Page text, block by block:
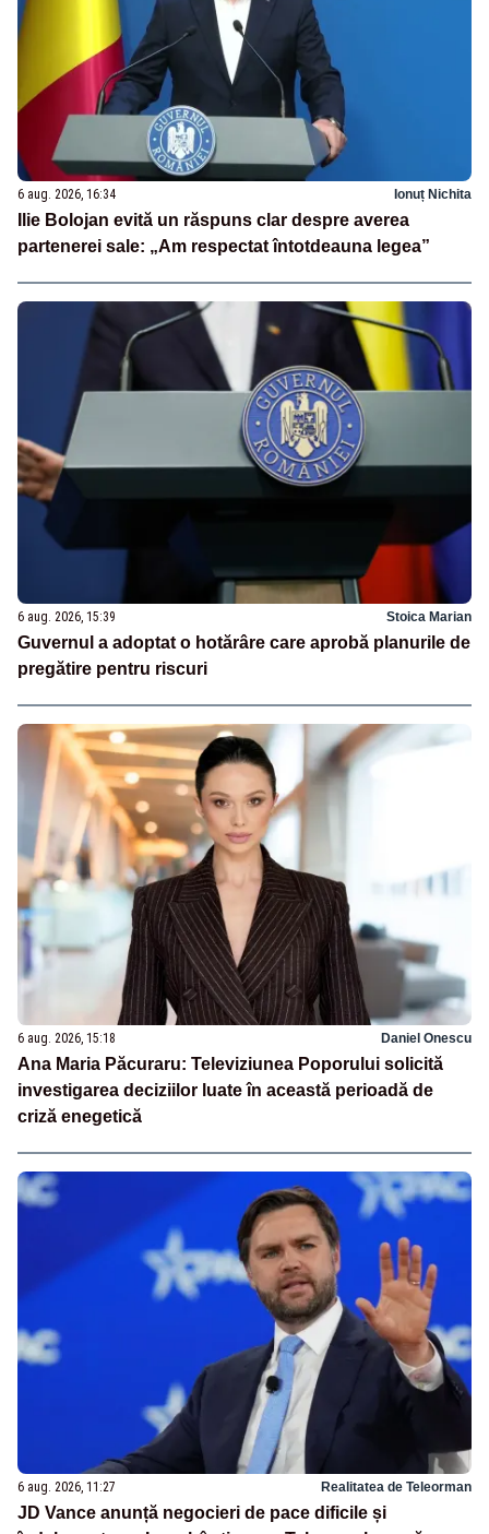
6 aug. 2026, 16:34 Ionuț Nichita
Ilie Bolojan evită un răspuns clar despre averea
partenerei sale: „Am respectat întotdeauna legea”
6 aug. 2026, 15:39 Stoica Marian
Guvernul a adoptat o hotărâre care aprobă planurile de
pregătire pentru riscuri
6 aug. 2026, 15:18 Daniel Onescu
Ana Maria Păcuraru: Televiziunea Poporului solicită
investigarea deciziilor luate în această perioadă de
criză enegetică
6 aug. 2026, 11:27 Realitatea de Teleorman
JD Vance anunță negocieri de pace dificile și